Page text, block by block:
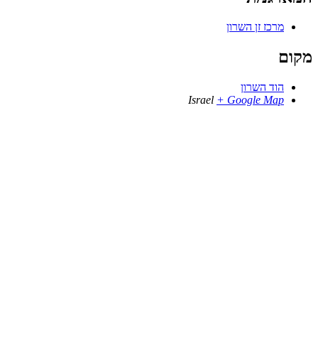
מרכז זן השרון
מקום
הוד השרון
Israel + Google Map